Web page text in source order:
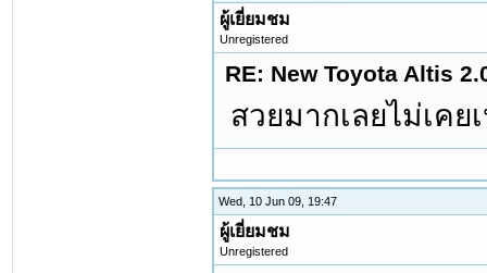
ผู้เยี่ยมชม
Unregistered
RE: New Toyota Altis
สวยมากเลยไม่เค
Wed, 10 Jun 09, 19:47
ผู้เยี่ยมชม
Unregistered